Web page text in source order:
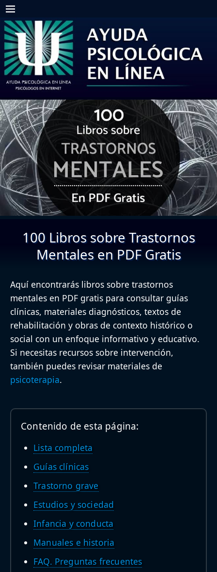
100 Libros sobre Trastornos
Mentales en PDF Gratis
Aquí encontrarás libros sobre trastornos
mentales en PDF gratis para consultar guías
clínicas, materiales diagnósticos, textos de
rehabilitación y obras de contexto histórico o
social con un enfoque informativo y educativo.
Si necesitas recursos sobre intervención,
también puedes revisar materiales de
psicoterapia.
Contenido de esta página:
Lista completa
Guías clínicas
Trastorno grave
Estudios y sociedad
Infancia y conducta
Manuales e historia
FAQ. Preguntas frecuentes